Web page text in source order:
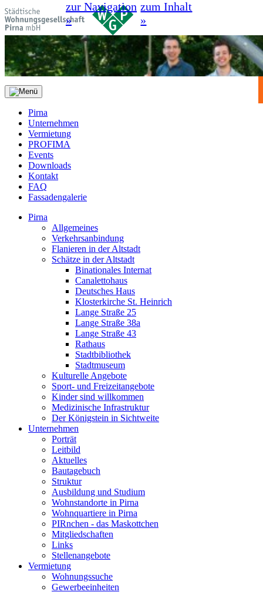
zur Navigation
»
zum Inhalt
»
Pirna
Unternehmen
Vermietung
PROFIMA
Events
Downloads
Kontakt
FAQ
Fassadengalerie
Pirna
Allgemeines
Verkehrsanbindung
Flanieren in der Altstadt
Schätze in der Altstadt
Binationales Internat
Canalettohaus
Deutsches Haus
Klosterkirche St. Heinrich
Lange Straße 25
Lange Straße 38a
Lange Straße 43
Rathaus
Stadtbibliothek
Stadtmuseum
Kulturelle Angebote
Sport- und Freizeitangebote
Kinder sind willkommen
Medizinische Infrastruktur
Der Königstein in Sichtweite
Unternehmen
Porträt
Leitbild
Aktuelles
Bautagebuch
Struktur
Ausbildung und Studium
Wohnstandorte in Pirna
Wohnquartiere in Pirna
PIRnchen - das Maskottchen
Mitgliedschaften
Links
Stellenangebote
Vermietung
Wohnungssuche
Gewerbeeinheiten